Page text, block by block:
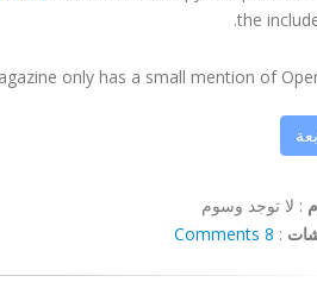
the
only has a small mention of
: لا توجد وسوم
:
8 Comments